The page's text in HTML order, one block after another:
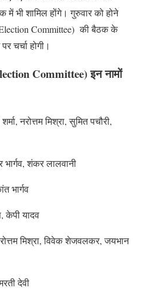
भी शामिल होंगे। गुरुवार को होने
Election Committee) की बैठक के
चर्चा होगी।
Committee) इन नामों
नरोत्तम मिश्रा, सुमित पचौरी,
भार्गव, शंकर लालवानी
भार्गव
केपी यादव
मिश्रा, विवेक शेजवलकर, जयभान
देवी